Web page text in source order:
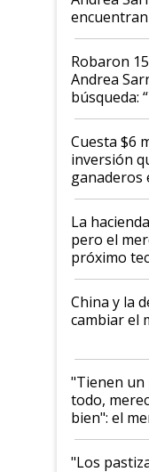
cómo
Robaron
Andrea
búsqueda:
toca a
Cuesta $6
inversión
ganaderos
histórico
La
pero el
próximo
China y la
cambiar el
"Tienen un
todo,
bien": el
ganadera
"Los